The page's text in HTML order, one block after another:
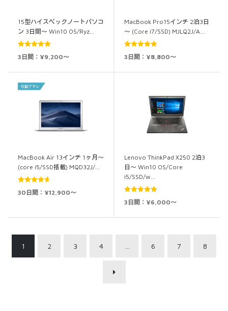
15型ハイスペックノートパソコ
ン 3日間～ Win10 OS/Ryz…
5段階中
3日間：¥9,200～
MacBook Pro15インチ 2泊3日
～ (Core i7/SSD) MJLQ2J/A…
5段階中
3日間：¥8,800～
MacBook Air 13インチ 1ヶ月～
(core i5/SSD搭載) MQD32J/…
5段階中
30日間：¥12,900～
Lenovo ThinkPad X250 2泊3
日～ Win10 OS/Core
i5/SSD/w…
5段階中
3日間：¥6,000～
1 2 3 4 6 7 8